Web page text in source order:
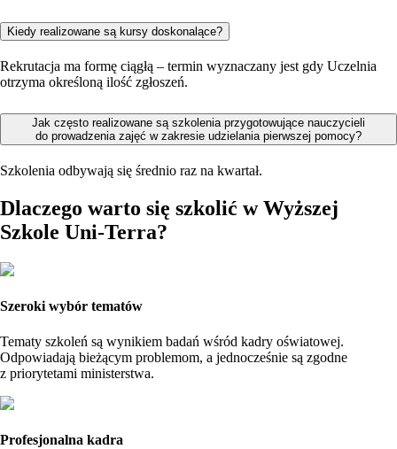
Kiedy realizowane są kursy doskonalące?
Rekrutacja ma formę ciągłą – termin wyznaczany jest gdy Uczelnia
otrzyma określoną ilość zgłoszeń.
Jak często realizowane są szkolenia przygotowujące nauczycieli
do prowadzenia zajęć w zakresie udzielania pierwszej pomocy?
Szkolenia odbywają się średnio raz na kwartał.
Dlaczego warto się szkolić w Wyższej
Szkole Uni-Terra?
Szeroki wybór tematów
Tematy szkoleń są wynikiem badań wśród kadry oświatowej.
Odpowiadają bieżącym problemom, a jednocześnie są zgodne
z priorytetami ministerstwa.
Profesjonalna kadra